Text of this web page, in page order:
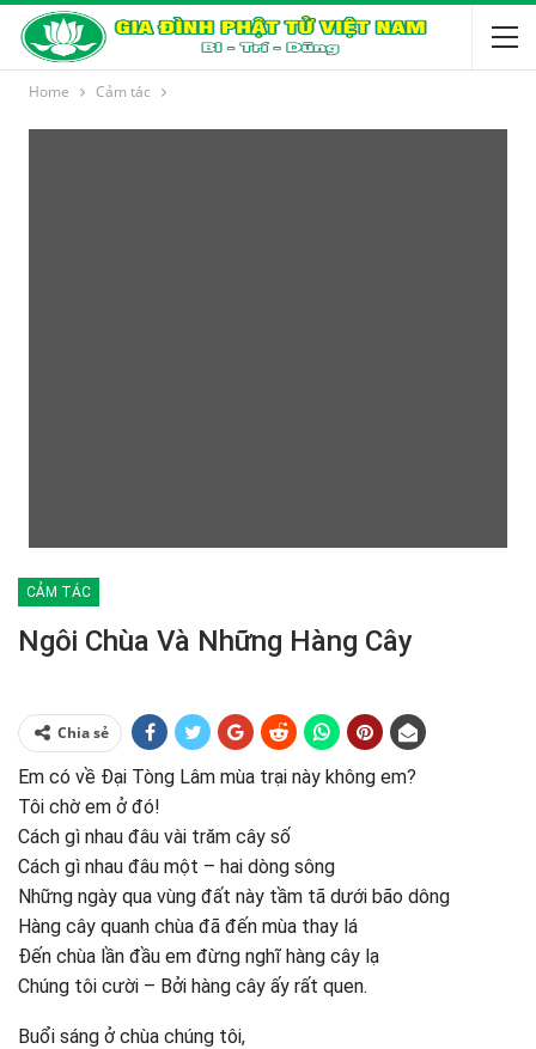
Home Cảm tác
CẢM TÁC
Ngôi Chùa Và Những Hàng Cây
Chia sẻ
Em có về Đại Tòng Lâm mùa trại này không em?
Tôi chờ em ở đó!
Cách gì nhau đâu vài trăm cây số
Cách gì nhau đâu một – hai dòng sông
Những ngày qua vùng đất này tầm tã dưới bão dông
Hàng cây quanh chùa đã đến mùa thay lá
Đến chùa lần đầu em đừng nghĩ hàng cây lạ
Chúng tôi cười – Bởi hàng cây ấy rất quen.
Buổi sáng ở chùa chúng tôi,